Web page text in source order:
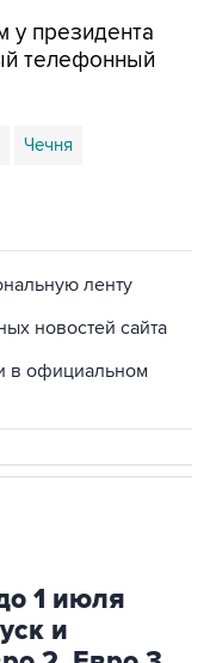
новостей сайта
в официальном
1 июля
и
2, Евро 3,